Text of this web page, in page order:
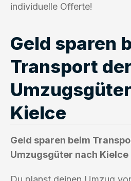
individuelle Offerte!
Geld sparen
Transport der
Kielce
Geld sparen beim
Umzugsgüter nach Kielce